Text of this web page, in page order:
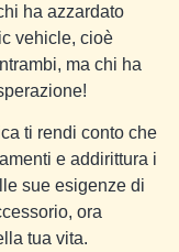
ha azzardato
vehicle, cioè
ma chi ha
ti rendi conto che
e addirittura i
sue esigenze di
ora
tua vita.